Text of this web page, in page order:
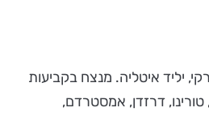
יליד איטליה. מנצח בקביעות
דרזדן, אמסטרדם,